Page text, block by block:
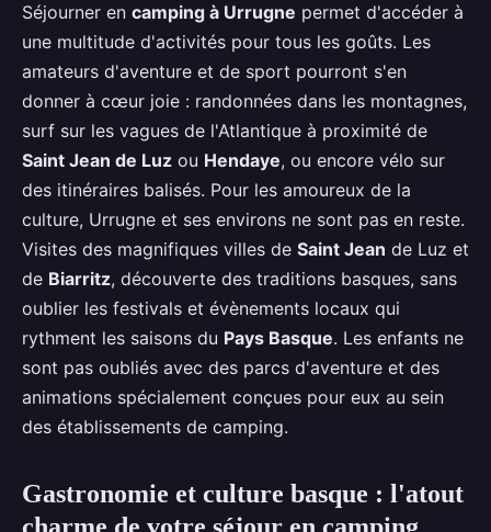
Séjourner en camping à Urrugne permet d'accéder à
une multitude d'activités pour tous les goûts. Les
amateurs d'aventure et de sport pourront s'en
donner à cœur joie : randonnées dans les montagnes,
surf sur les vagues de l'Atlantique à proximité de
Saint Jean de Luz ou Hendaye, ou encore vélo sur
des itinéraires balisés. Pour les amoureux de la
culture, Urrugne et ses environs ne sont pas en reste.
Visites des magnifiques villes de Saint Jean de Luz et
de Biarritz, découverte des traditions basques, sans
oublier les festivals et évènements locaux qui
rythment les saisons du Pays Basque. Les enfants ne
sont pas oubliés avec des parcs d'aventure et des
animations spécialement conçues pour eux au sein
des établissements de camping.
Gastronomie et culture basque : l'atout